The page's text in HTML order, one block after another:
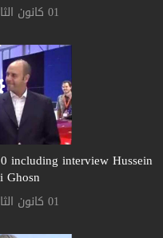
01 كانون الثاني 2013, 12:00 ص
including interview Hussein
Ghosn
01 كانون الثاني 2013, 12:00 ص